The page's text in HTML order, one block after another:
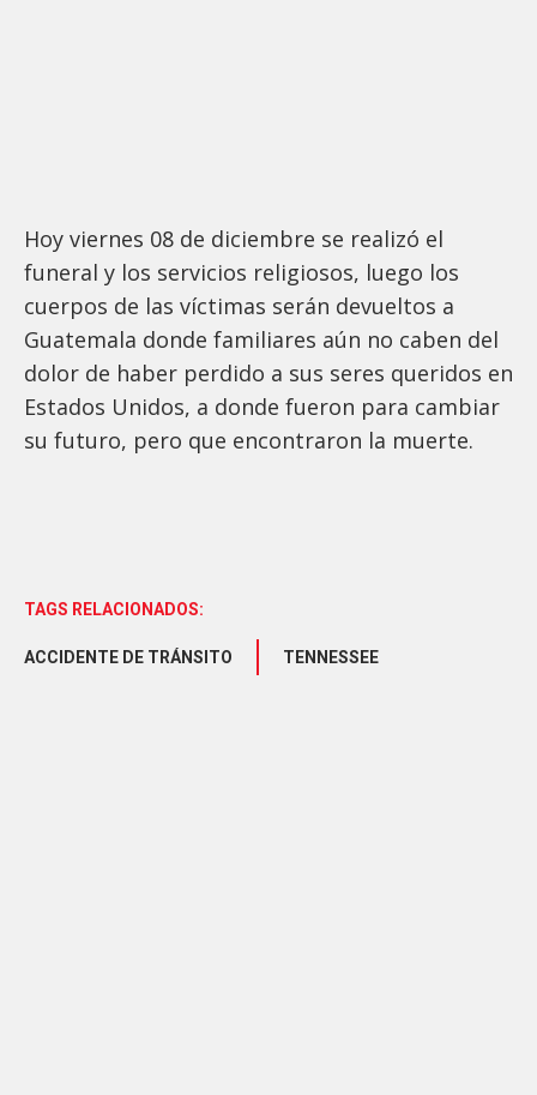
Hoy viernes 08 de diciembre se realizó el
funeral y los servicios religiosos, luego los
cuerpos de las víctimas serán devueltos a
Guatemala donde familiares aún no caben del
dolor de haber perdido a sus seres queridos en
Estados Unidos, a donde fueron para cambiar
su futuro, pero que encontraron la muerte.
TAGS RELACIONADOS:
ACCIDENTE DE TRÁNSITO TENNESSEE